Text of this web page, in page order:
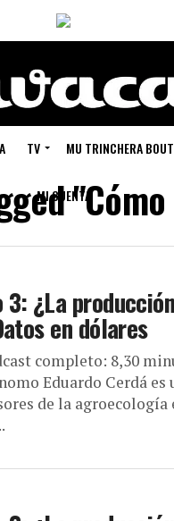
TV MU TRINCHERA
MI CUENTA
3: ¿La
en dólares
completo: 8,30
Eduardo Cerdá es
de la agroecología